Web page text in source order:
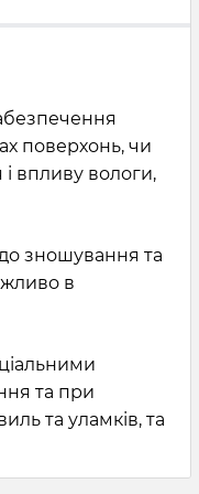
поверхонь, чи
впливу вологи,
зношування та
в
та при
та уламків, та